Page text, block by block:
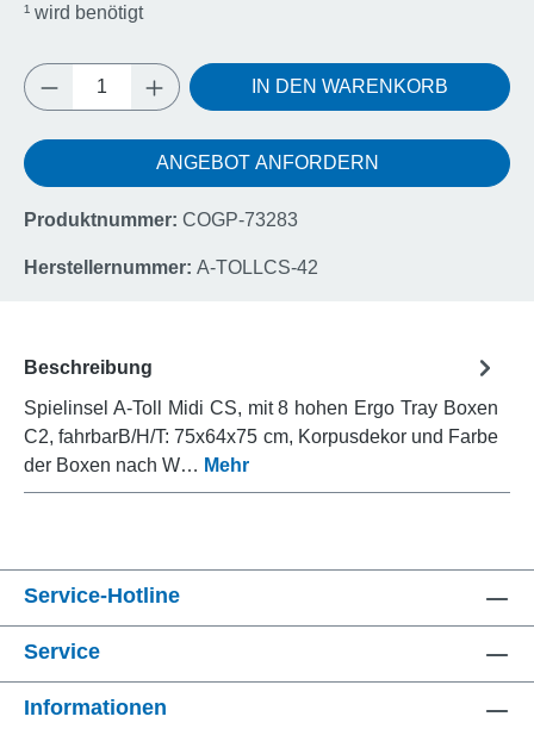
¹ wird benötigt
Produkt Anzahl: Gib den gewünschten
IN DEN WARENKORB
ANGEBOT ANFORDERN
Produktnummer: COGP-73283
Herstellernummer: A-TOLLCS-42
Beschreibung
Spielinsel A-Toll Midi CS, mit 8 hohen Ergo Tray Boxen
C2, fahrbarB/H/T: 75x64x75 cm, Korpusdekor und Farbe
der Boxen nach W… Mehr
Service-Hotline
Service
Informationen